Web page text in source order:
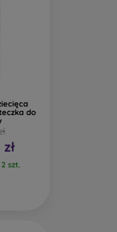
do
szt.